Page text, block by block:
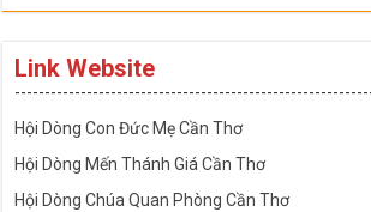
Link Website
Hội Dòng Con Đức Mẹ Cần Thơ
Hội Dòng Mến Thánh Giá Cần Thơ
Hội Dòng Chúa Quan Phòng Cần Thơ